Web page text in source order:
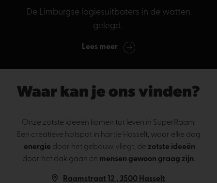
De Limburgse logiesuitbaters in de watten
gelegd.
Lees meer
Waar kan je ons vinden?
Onze zotste ideeën komen tot leven in SuperRaam.
Een creatieve hotspot in hartje Hasselt, waar elke dag
energie door het gebouw vliegt, de zotste ideeën
door het dak gaan en mensen gewoon graag zijn.
Raamstraat 12 , 3500 Hasselt